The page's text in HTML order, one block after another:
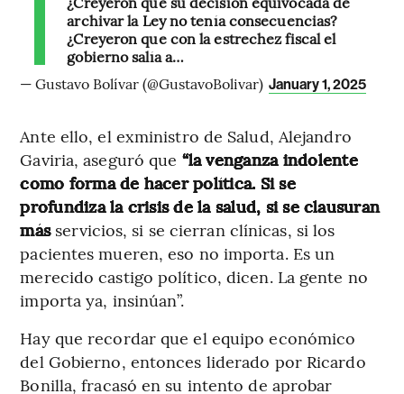
archivar la Ley no tenía consecuencias?
¿Creyeron que con la estrechez fiscal el
gobierno salía a…
— Gustavo Bolívar (@GustavoBolivar) January 1, 2025
Ante ello, el exministro de Salud, Alejandro
Gaviria, aseguró que “la venganza indolente
como forma de hacer política. Si se
profundiza la crisis de la salud, si se clausuran
másservicios, si se cierran clínicas, si los
pacientes mueren, eso no importa. Es un
merecido castigo político, dicen. La gente no
importa ya, insinúan”.
Hay que recordar que el equipo económico
del Gobierno, entonces liderado por Ricardo
Bonilla, fracasó en su intento de aprobar